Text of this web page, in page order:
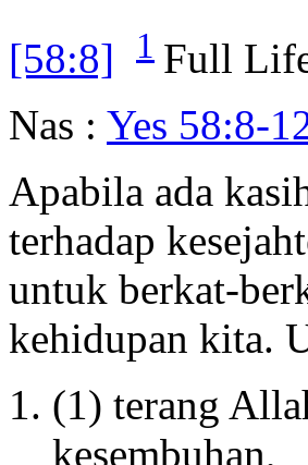
[58:8]
1 Full
Nas : Yes 58:8-
Apabila ada
terhadap
untuk berkat-
kehidupan kita.
(1) terang
kesembuhan,